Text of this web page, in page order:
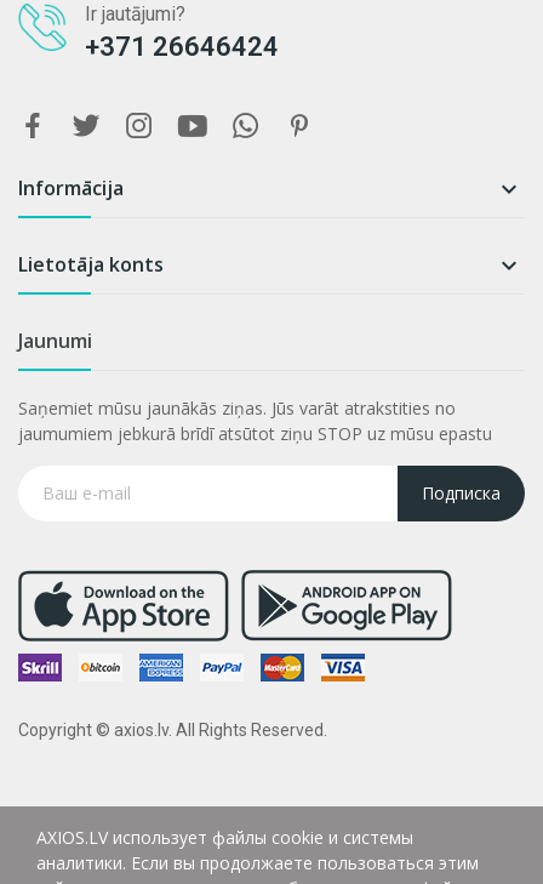
Ir jautājumi?
+371 26646424
Informācija 
Lietotāja konts 
Jaunumi
Saņemiet mūsu jaunākās ziņas. Jūs varāt atrakstities no
jaumumiem jebkurā brīdī atsūtot ziņu STOP uz mūsu epastu
Подписка
Copyright © axios.lv. All Rights Reserved.
AXIOS.LV использует файлы cookie и системы
аналитики. Если вы продолжаете пользоваться этим